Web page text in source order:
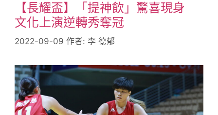
【長耀盃】「提神飲」驚喜現身
文化上演逆轉秀奪冠
2022-09-09 作者: 李 德郁